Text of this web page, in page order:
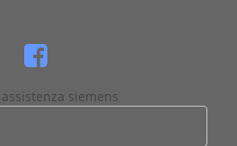
siemens